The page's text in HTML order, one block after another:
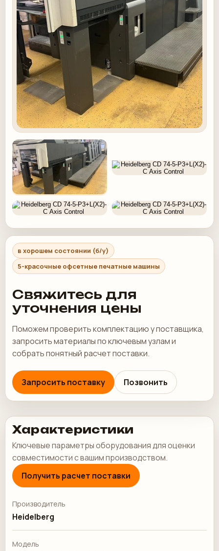
в хорошем состоянии (б/у)
5-красочные офсетные печатные машины
Свяжитесь для
уточнения цены
Поможем проверить комплектацию у поставщика,
запросить материалы по ключевым узлам и
собрать понятный расчет поставки.
Запросить поставку Позвонить
Характеристики
Ключевые параметры оборудования для оценки
совместимости с вашим производством.
Получить расчет поставки
Производитель
Heidelberg
Модель